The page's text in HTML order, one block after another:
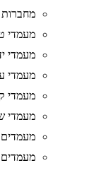
מחברות
מעמדי
מעמדי
מעמדי
מעמדי
מעמדי
מעמדים
מעמדים